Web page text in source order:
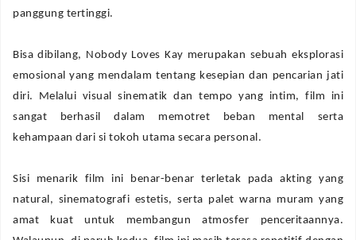
panggung tertinggi.
Bisa dibilang, Nobody Loves Kay merupakan sebuah eksplorasi
emosional yang mendalam tentang kesepian dan pencarian jati
diri. Melalui visual sinematik dan tempo yang intim, film ini
sangat berhasil dalam memotret beban mental serta
kehampaan dari si tokoh utama secara personal.
Sisi menarik film ini benar-benar terletak pada akting yang
natural, sinematografi estetis, serta palet warna muram yang
amat kuat untuk membangun atmosfer penceritaannya.